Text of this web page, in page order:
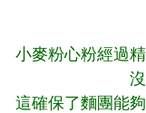
小麥粉心粉經過
這確保了麵團能